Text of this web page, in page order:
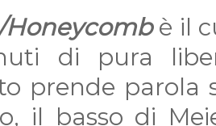
Honeycombè il
di pura
prende parola
il basso di